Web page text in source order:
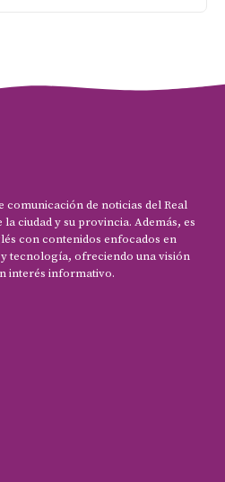
comunicación de noticias del Real
ciudad y su provincia. Además, es
con contenidos enfocados en
tecnología, ofreciendo una visión
interés informativo.